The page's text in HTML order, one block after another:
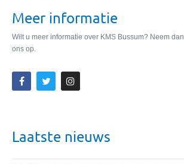
Meer informatie
Wilt u meer informatie over KMS Bussum? Neem dan
ons op.
Laatste nieuws